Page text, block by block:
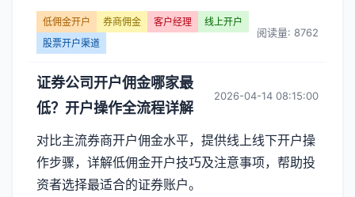
低佣金开户 券商佣金 客户经理
线上开户
股票开户渠道
阅读量: 8762
证券公司开户佣金哪家最
低？开户操作全流程详解
2026-04-14 08:15:00
对比主流券商开户佣金水平，提供线上线下开户操
作步骤，详解低佣金开户技巧及注意事项，帮助投
资者选择最适合的证券账户。